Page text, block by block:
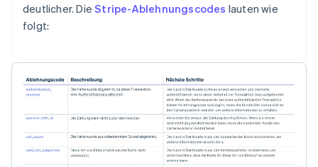
deutlicher. DieStripe-Ablehnungscodes lauten wie
folgt: